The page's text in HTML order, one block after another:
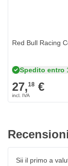
Red Bull Racing
Spedito entro
27,18 €
Sii il primo a